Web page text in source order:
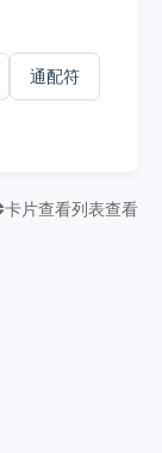
通配符
卡片查看列表查看